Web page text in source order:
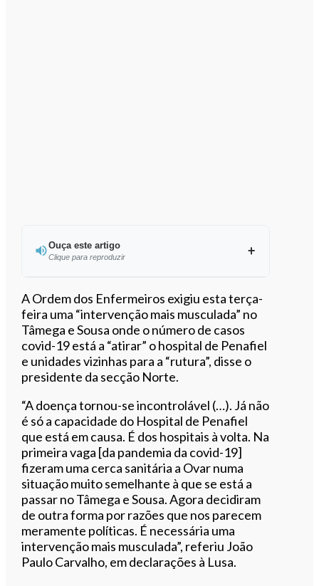
Ouça este artigo
Clique para reproduzir
Ouvir este artigo
A Ordem dos Enfermeiros exigiu esta terça-
feira uma “intervenção mais musculada” no
Tâmega e Sousa onde o número de casos
covid-19 está a “atirar” o hospital de Penafiel
e unidades vizinhas para a “rutura”, disse o
presidente da secção Norte.
“A doença tornou-se incontrolável (…). Já não
é só a capacidade do Hospital de Penafiel
que está em causa. É dos hospitais à volta. Na
primeira vaga [da pandemia da covid-19]
fizeram uma cerca sanitária a Ovar numa
situação muito semelhante à que se está a
passar no Tâmega e Sousa. Agora decidiram
de outra forma por razões que nos parecem
meramente políticas. É necessária uma
intervenção mais musculada”, referiu João
Paulo Carvalho, em declarações à Lusa.